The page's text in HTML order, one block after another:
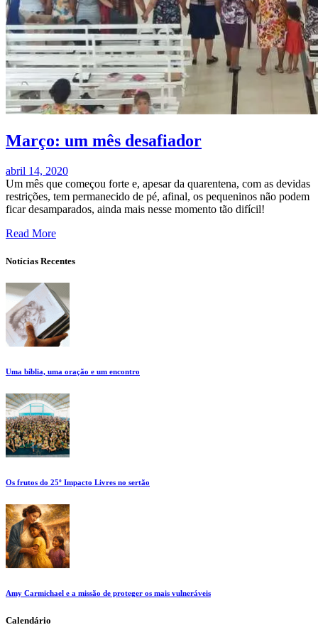
Março: um mês desafiador
abril 14, 2020
Um mês que começou forte e, apesar da quarentena, com as devidas
restrições, tem permanecido de pé, afinal, os pequeninos não podem
ficar desamparados, ainda mais nesse momento tão difícil!
Read More
Notícias Recentes
Uma bíblia, uma oração e um encontro
Os frutos do 25º Impacto Livres no sertão
Amy Carmichael e a missão de proteger os mais vulneráveis
Calendário